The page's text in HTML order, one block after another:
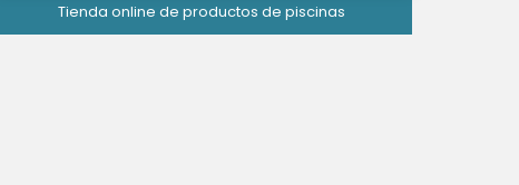
Tienda online de productos de piscinas